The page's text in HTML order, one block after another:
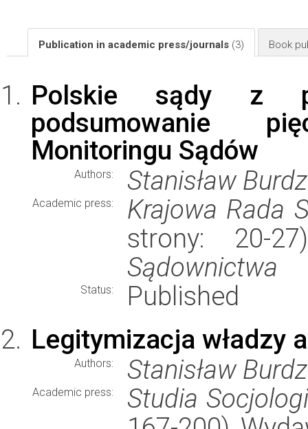
Publication in academic press/journals (3) Book
Polskie sądy z
podsumowanie
Monitoringu Sądów
Authors: Stanisław
Academic press:
Krajowa Rada
strony: 20-
Sądownictwa
Status:
Published
Legitymizacja władzy
Authors: Stanisław
Academic press:
Studia